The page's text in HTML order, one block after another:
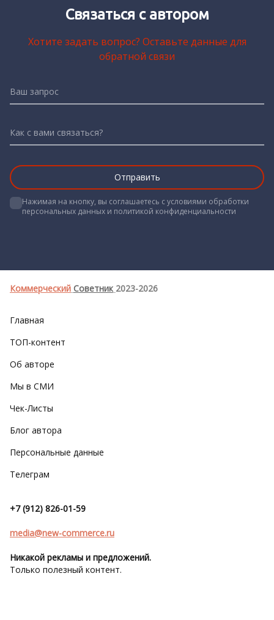
Связаться с автором
Хотите задать вопрос? Оставьте данные для
обратной связи
Ваш запрос
Как с вами связаться?
Нажимая на кнопку, вы соглашаетесь с условиями обработки
персональных данных и политикой конфиденциальности
Коммерческий Советник 2023-2026
Главная
ТОП-контент
Об авторе
Мы в СМИ
Чек-Листы
Блог автора
Персональные данные
Телеграм
+7 (912) 826-01-59
media@new-commerce.ru
Никакой рекламы и предложений.
Только полезный контент.